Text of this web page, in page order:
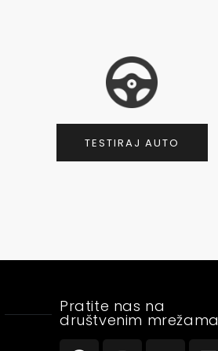
TESTIRAJ AUTO
Pratite nas na
društvenim mrežama